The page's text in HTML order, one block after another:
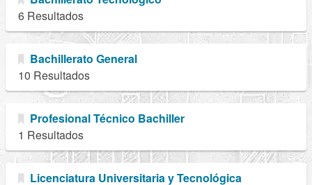
6 Resultados
Bachillerato General
10 Resultados
Profesional Técnico Bachiller
1 Resultados
Licenciatura Universitaria y Tecnológica